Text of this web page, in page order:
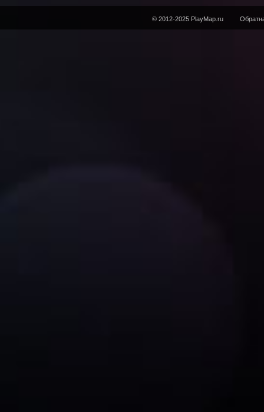
© 2012-2025 PlayMap.ru